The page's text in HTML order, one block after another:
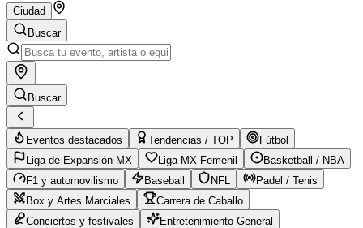
Ciudad
Buscar
Buscar
Eventos destacados Tendencias / TOP
Fútbol
Liga de Expansión MX
Liga MX Femenil
Basketball / NBA
F1 y automovilismo
Baseball NFL
Padel / Tenis
Box y Artes Marciales
Carrera de Caballo
Conciertos y festivales
Entretenimiento General